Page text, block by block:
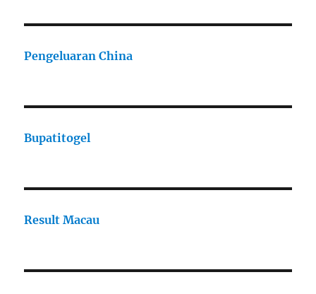
Pengeluaran China
Bupatitogel
Result Macau